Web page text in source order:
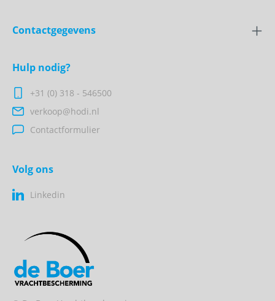
Volg ons
Linkedin
Contactgegevens
Hulp nodig?
+31 (0) 318 - 546500
verkoop@hodi.nl
Contactformulier